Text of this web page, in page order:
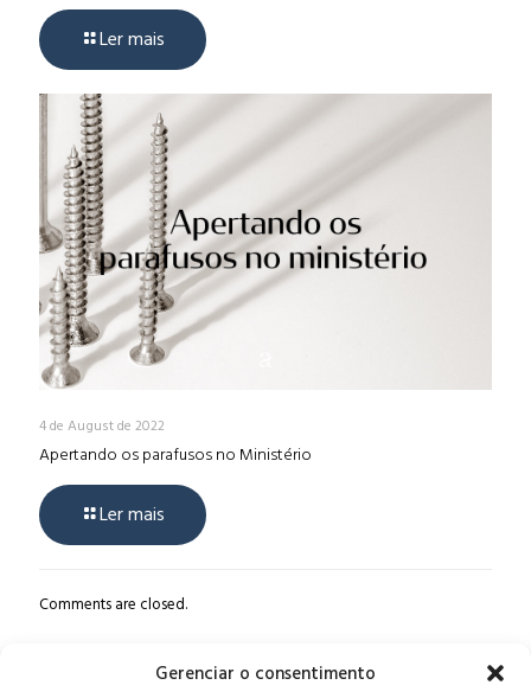
Gerenciar o consentimento
Ler mais
4 de August de 2022
Apertando os parafusos no Ministério
Ler mais
Comments are closed.